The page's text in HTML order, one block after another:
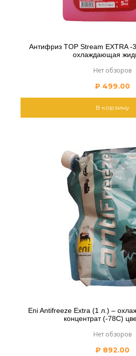
Антифриз TOP Stream EXTRA -
охлаждающая
Нет обзоров
₽ 499.00
В корзину
Eni Antifreeze Extra (1 л.) –
концентрат (-78С)
Нет обзоров
₽ 892.00